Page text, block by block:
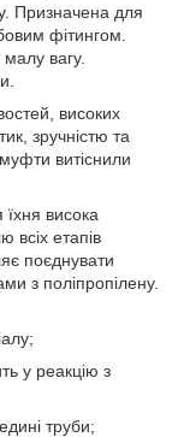
Призначена для
фітингом.
вагу.
високих
зручністю та
витіснили
висока
всіх етапів
поєднувати
з поліпропілену.
у реакцію з
труби;